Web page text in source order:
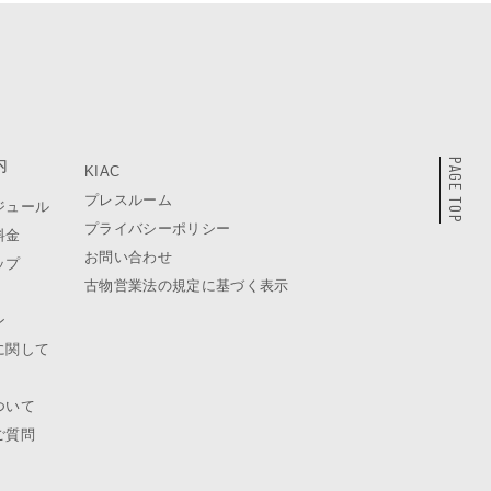
ュール
金
プ
関して
いて
質問
KIAC
プレスルーム
プライバシーポリシー
お問い合わせ
古物営業法の規定に基づく表示
PAGE TOP